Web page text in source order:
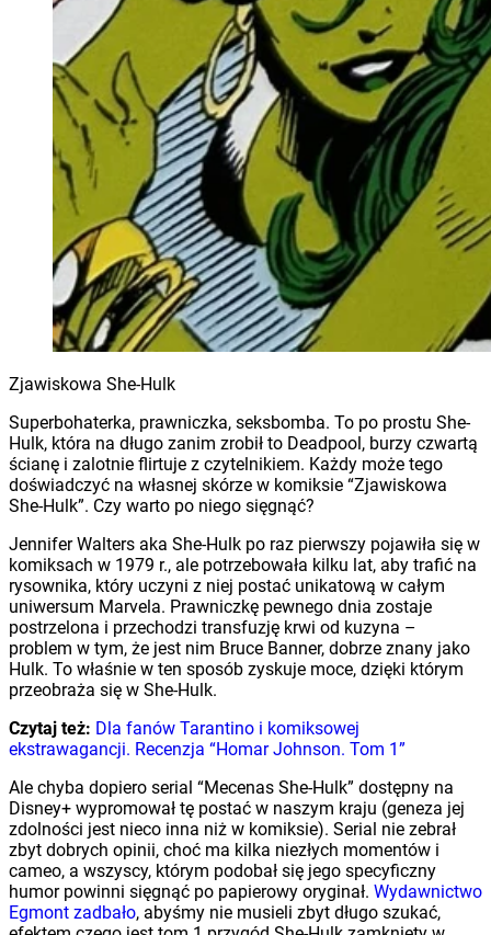
Zjawiskowa She-Hulk
Superbohaterka, prawniczka, seksbomba. To po prostu She-
Hulk, która na długo zanim zrobił to Deadpool, burzy czwartą
ścianę i zalotnie flirtuje z czytelnikiem. Każdy może tego
doświadczyć na własnej skórze w komiksie “Zjawiskowa
She-Hulk”. Czy warto po niego sięgnąć?
Jennifer Walters aka She-Hulk po raz pierwszy pojawiła się w
komiksach w 1979 r., ale potrzebowała kilku lat, aby trafić na
rysownika, który uczyni z niej postać unikatową w całym
uniwersum Marvela. Prawniczkę pewnego dnia zostaje
postrzelona i przechodzi transfuzję krwi od kuzyna –
problem w tym, że jest nim Bruce Banner, dobrze znany jako
Hulk. To właśnie w ten sposób zyskuje moce, dzięki którym
przeobraża się w She-Hulk.
Czytaj też: Dla fanów Tarantino i komiksowej
ekstrawagancji. Recenzja “Homar Johnson. Tom 1”
Ale chyba dopiero serial “Mecenas She-Hulk” dostępny na
Disney+ wypromował tę postać w naszym kraju (geneza jej
zdolności jest nieco inna niż w komiksie). Serial nie zebrał
zbyt dobrych opinii, choć ma kilka niezłych momentów i
cameo, a wszyscy, którym podobał się jego specyficzny
humor powinni sięgnąć po papierowy oryginał. Wydawnictwo
Egmont zadbało, abyśmy nie musieli zbyt długo szukać,